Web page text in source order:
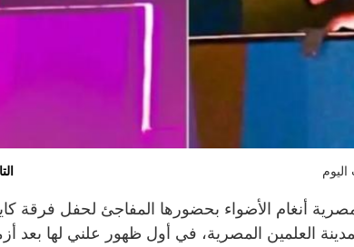
اليوم
أنغام الأضواء بحضورها المفاجئ لحفل فرقة
العلمين المصرية، في أول ظهور علني لها بعد